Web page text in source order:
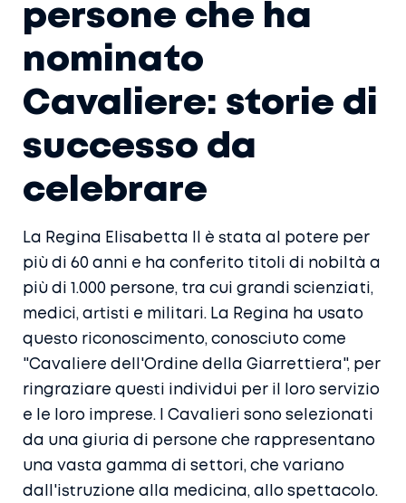
persone che ha
nominato
Cavaliere: storie di
successo da
celebrare
La Regina Elisabetta II è stata al potere per
più di 60 anni e ha conferito titoli di nobiltà a
più di 1.000 persone, tra cui grandi scienziati,
medici, artisti e militari. La Regina ha usato
questo riconoscimento, conosciuto come
"Cavaliere dell'Ordine della Giarrettiera", per
ringraziare questi individui per il loro servizio
e le loro imprese. I Cavalieri sono selezionati
da una giuria di persone che rappresentano
una vasta gamma di settori, che variano
dall'istruzione alla medicina, allo spettacolo.